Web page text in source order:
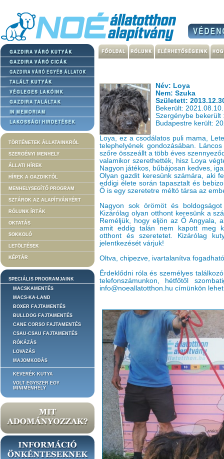
TÖRTÉNETEK ÁLLATAINKRÓL
SZERGÉNYI MENHELY
ÁLLATI HÍREK
HÍREK A GAZDIKTÓL
MENHELYSEGÍTŐ PROGRAM
SZTÁROK AZ ALAPÍTVÁNYÉRT
RÓLUNK ÍRTÁK
OKTATÁS
SOKKOLÓ
LETÖLTÉSEK
KÉPTÁR
SPECIÁLIS PROGRAMJAINK
MACSKAMENTÉS
MACS-KA-LAND
BOXER FAJTAMENTÉS
BULLDOG FAJTAMENTÉS
CANE CORSO FAJTAMENTÉS
CSAU-CSAU FAJTAMENTÉS
RÓKÁZÁS
LOVAZÁS
MAJOMKODÁS
KEVERÉK KUTYA
VOLT EGYSZER EGY
MINIMENHELY
Név: Loya
Nem: Szuka
Született:
Bekerült: 2021.08.10.
Szergénybe bekerült
Budapestre került:
Loya, ez a csodálatos puli mama,
telephelyének gondozásában.
szőre összeállt a több éves
valamikor szerethették, hisz Loya
Nagyon játékos, bűbájosan kedves,
Olyan gazdit keresünk számára, aki
eddigi élete során tapasztalt és
Ő is egy szeretetre méltó társa az
Nagyon sok örömöt és
Kizárólag olyan otthont keresünk a
Reméljük, hogy eljön az Ő Angyala,
amit eddig talán nem kapott meg
otthont és szeretetet. Kizárólag
jelentkezését várjuk!
Oltva, chipezve, ivartalanítva
Érdeklődni róla és személyes
telefonszámunkon, hétfőtől
info@noeallatotthon.hu címünkön